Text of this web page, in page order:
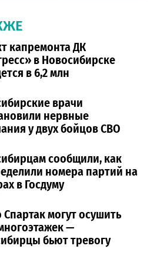
капремонта ДК
в Новосибирске
в 6,2 млн
врачи
нервные
у двух бойцов СВО
сообщили, как
номера партий на
в Госдуму
могут осушить
—
бьют тревогу